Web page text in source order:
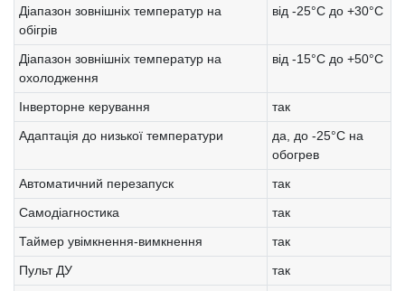
Діапазон зовнішніх температур на
обігрів
від -25°С до +30°С
Діапазон зовнішніх температур на
охолодження
від -15°С до +50°С
Інверторне керування
так
Адаптація до низької температури
да, до -25°C на
обогрев
Автоматичний перезапуск
так
Самодіагностика
так
Таймер увімкнення-вимкнення
так
Пульт ДУ
так